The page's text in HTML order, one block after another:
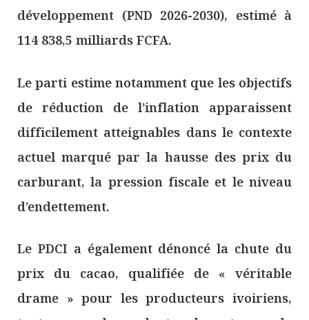
développement (PND 2026-2030), estimé à
114 838,5 milliards FCFA.
Le parti estime notamment que les objectifs
de réduction de l’inflation apparaissent
difficilement atteignables dans le contexte
actuel marqué par la hausse des prix du
carburant, la pression fiscale et le niveau
d’endettement.
Le PDCI a également dénoncé la chute du
prix du cacao, qualifiée de « véritable
drame » pour les producteurs ivoiriens,